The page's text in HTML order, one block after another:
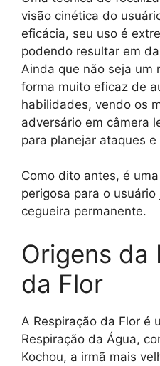
visão cinética do
eficácia, seu uso é
podendo resultar em
Ainda que não seja um
forma muito eficaz de
habilidades, vendo os
adversário em câmera
para planejar ataques
Como dito antes, é
perigosa para o
cegueira permanente.
Origens da
da Flor
A Respiração da Flor é
Respiração da Água,
Kochou, a irmã mais